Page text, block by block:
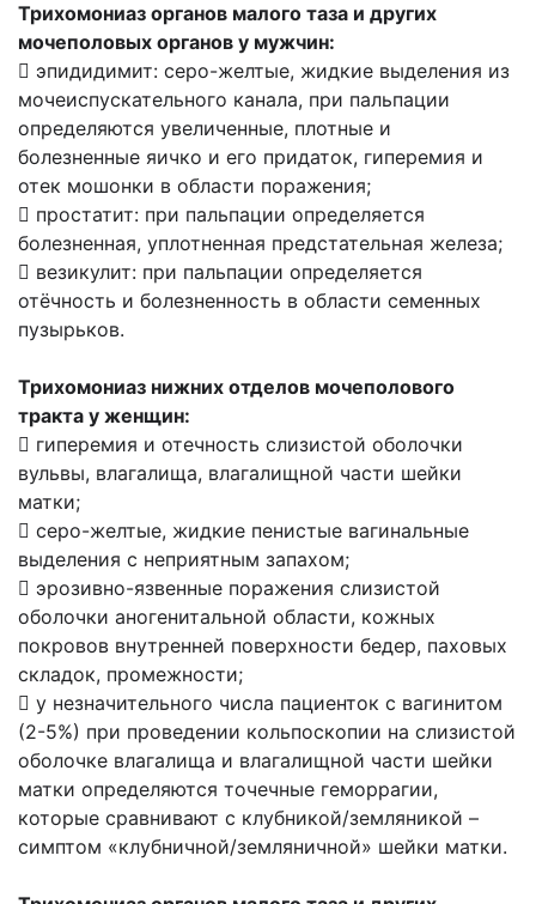
Трихомониаз органов малого таза и других
мочеполовых органов у мужчин:
 эпидидимит: серо-желтые, жидкие выделения из
мочеиспускательного канала, при пальпации
определяются увеличенные, плотные и
болезненные яичко и его придаток, гиперемия и
отек мошонки в области поражения;
 простатит: при пальпации определяется
болезненная, уплотненная предстательная железа;
 везикулит: при пальпации определяется
отёчность и болезненность в области семенных
пузырьков.
Трихомониаз нижних отделов мочеполового
тракта у женщин:
 гиперемия и отечность слизистой оболочки
вульвы, влагалища, влагалищной части шейки
матки;
 серо-желтые, жидкие пенистые вагинальные
выделения с неприятным запахом;
 эрозивно-язвенные поражения слизистой
оболочки аногенитальной области, кожных
покровов внутренней поверхности бедер, паховых
складок, промежности;
 у незначительного числа пациенток с вагинитом
(2-5%) при проведении кольпоскопии на слизистой
оболочке влагалища и влагалищной части шейки
матки определяются точечные геморрагии,
которые сравнивают с клубникой/земляникой –
симптом «клубничной/земляничной» шейки матки.